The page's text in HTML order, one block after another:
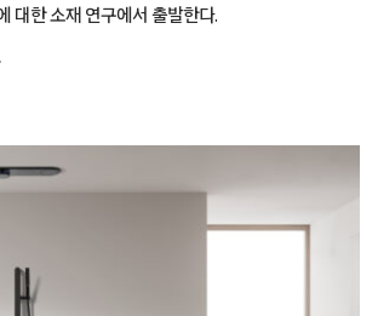
대한 소재 연구에서 출발한다.